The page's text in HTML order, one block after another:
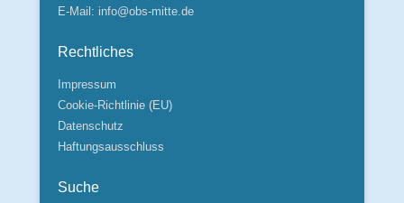
E-Mail: info@obs-mitte.de
Rechtliches
Impressum
Cookie-Richtlinie (EU)
Datenschutz
Haftungsausschluss
Suche